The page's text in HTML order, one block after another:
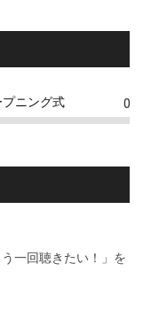
ニング式 0
一回聴きたい！」を